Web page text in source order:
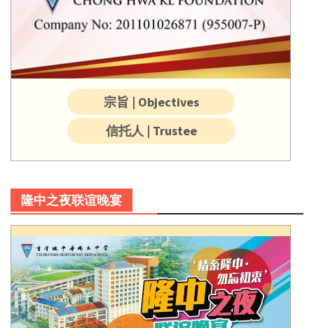
宗旨 | Objectives
信托人 | Trustee
隆中之夜联谊晚宴